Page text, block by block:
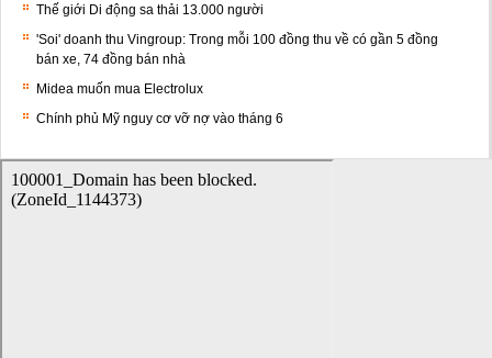
Thế giới Di động sa thải 13.000 người
'Soi' doanh thu Vingroup: Trong mỗi 100 đồng thu về có gần 5 đồng
bán xe, 74 đồng bán nhà
Midea muốn mua Electrolux
Chính phủ Mỹ nguy cơ vỡ nợ vào tháng 6